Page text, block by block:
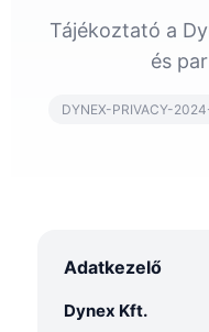
Tájékoztató a
és
DYNEX-PRIVACY-
Adatkezelő
Dynex Kft.